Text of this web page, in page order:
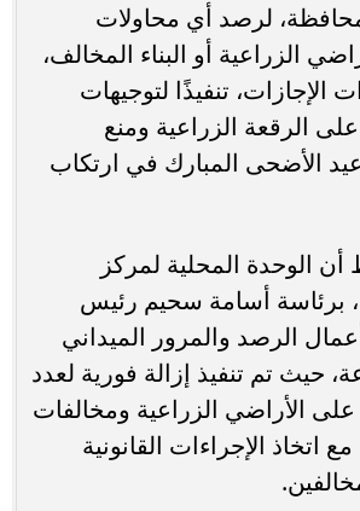
لرصد أي محاولات
الزراعية أو البناء المخالف،
الإجازات، تنفيذًا لتوجيهات
الرقعة الزراعية ومنع
الأضحى المبارك في ارتكاب
الوحدة المحلية لمركز
برئاسة أسامة سحيم رئيس
الرصد والمرور الميداني
حيث تم تنفيذ إزالة فورية لعدد
على الأراضي الزراعية ومخالفات
اتخاذ الإجراءات القانونية